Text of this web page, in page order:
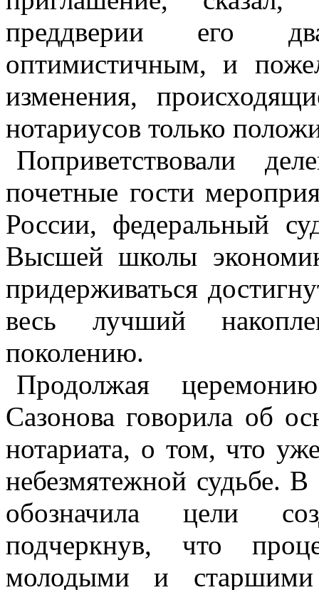
преддверии его
оптимистичным, и
изменения,
нотариусов только
Поприветствовали
почетные гости
России, федеральный
Высшей школы
придерживаться
весь лучший
поколению.
Продолжая
Сазонова говорила об
нотариата, о том, что
небезмятежной судьбе.
обозначила цели
подчеркнув, что
молодыми и старшими